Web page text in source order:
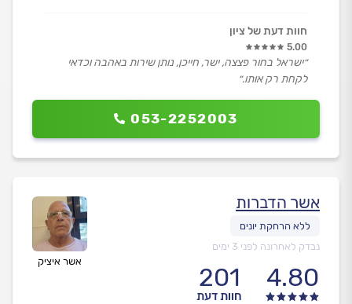
053-2252003
חוות דעת של ציון
5.00
״ישראל בחור פצצה, ישר, חייכן, נותן שירות באהבה וכדאי
לקחת רק אותו.״
אשר איציק
אשר הדברות
נבדק לאחרונה לפני 3 ימים
4.80
201
חוות דעת